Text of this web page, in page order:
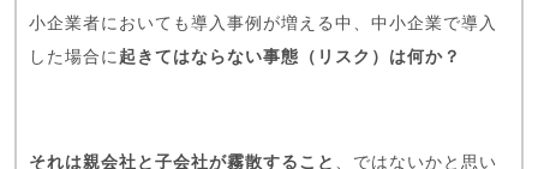
小企業者においても導入事例が増える中、中小企業で導入
した場合に 起きてはならない事態（リスク）は何か？
それは親会社と子会社が霧散すること
、ではないかと思い